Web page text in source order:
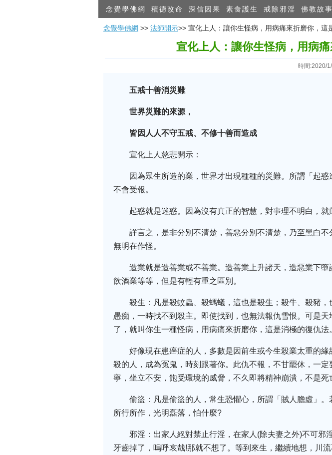
念覺學佛網 積德改命 深信因果 素食護生 戒除邪淫 佛教故事
念覺學佛網 >> 法師開示>> 宣化上人：讓你生怪病，用病痛來折磨你，這
宣化上人：讓你生怪病，用病
時間:2020/
五戒十善消災難
世界災難的來源，
皆因人人不守五戒、不修十善而造成
宣化上人慈悲開示：
因為眾生所造的業，世界才出現種種的災難。所謂「起
不會受報。
起惑就是迷惑。因為沒有真正的智慧，對事理不明白，就
詳言之，是非分別不清楚，善惡分別不清楚，乃至黑白
無明在作怪。
造業就是造善業或不善業。造善業上升諸天，造惡業下
飲酒業等等，但是有輕有重之區別。
殺生：凡是殺蚊蟲、殺螞蟻，這也是殺生；殺牛、殺豬
愚痴，一時找不到殺主。即使找到，也無法報仇雪恨。可是
了，就叫你生一種怪病，用病痛來折磨你，這是消極的復仇法
好像現在患癌症的人，多數是因前生或今生殺業太重的
殺的人，成為冤鬼，時刻跟著你。此仇不報，不甘罷休，一
寧，坐立不安，飽受環境的威脅，不久即將精神崩潰，不是死
偷盜：凡是偷盜的人，常生恐懼心，所謂「賊人膽虛」
所行所作，光明磊落，怕什麼?
邪淫：出家人絕對禁止行淫，在家人(除夫妻之外)不可邪
牙齒掉了，嗚呼哀哉!那就不想了。等到來生，繼續地想，川